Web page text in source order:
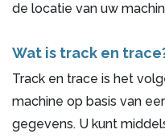
de locatie van uw
Wat is track en
Track en trace is het
machine op basis van
gegevens. U kunt